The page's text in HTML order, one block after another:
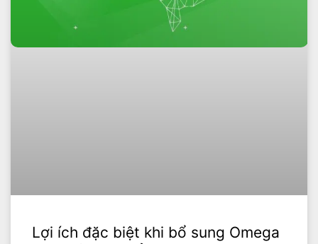
Lợi ích đặc biệt khi bổ sung Omega